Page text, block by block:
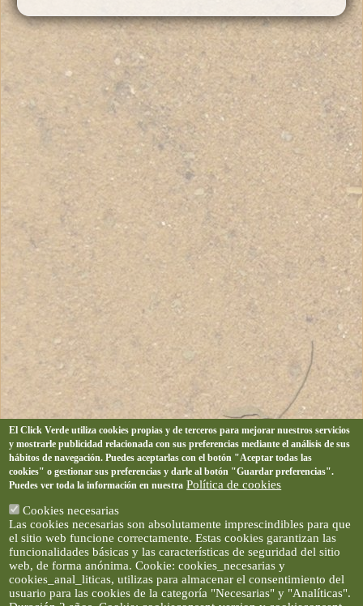
El Click Verde utiliza cookies propias y de terceros para mejorar nuestros servicios
y mostrarle publicidad relacionada con sus preferencias mediante el análisis de sus
hábitos de navegación. Puedes aceptarlas con el botón "Aceptar todas las
cookies" o gestionar sus preferencias y darle al botón "Guardar preferencias".
Puedes ver toda la información en nuestra Política de cookies
Cookies necesarias
Las cookies necesarias son absolutamente imprescindibles para que
el sitio web funcione correctamente. Estas cookies garantizan las
funcionalidades básicas y las características de seguridad del sitio
web, de forma anónima. Cookie: cookies_necesarias y
cookies_anal_liticas, utilizas para almacenar el consentimiento del
usuario para las cookies de la categoría "Necesarias" y "Analíticas".